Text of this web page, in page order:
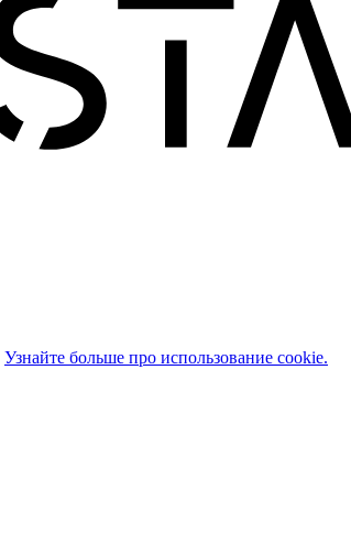
Узнайте больше про использование cookie.